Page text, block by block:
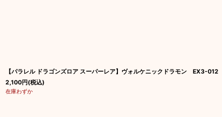
【パラレル ドラゴンズロア スーパーレア】ヴォルケニックドラモン EX3-012
2,100円(税込)
在庫わずか